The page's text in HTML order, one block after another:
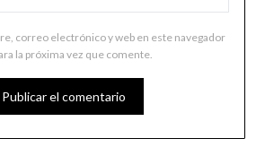
correo electrónico y web en este navegador
la próxima vez que comente.